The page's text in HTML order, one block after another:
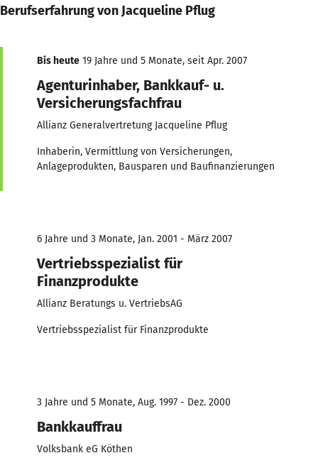
Berufserfahrung von Jacqueline Pflug
Bis heute 19 Jahre und 5 Monate, seit Apr. 2007
Agenturinhaber, Bankkauf- u.
Versicherungsfachfrau
Allianz Generalvertretung Jacqueline Pflug
Inhaberin, Vermittlung von Versicherungen,
Anlageprodukten, Bausparen und Baufinanzierungen
6 Jahre und 3 Monate, Jan. 2001 - März 2007
Vertriebsspezialist für
Finanzprodukte
Allianz Beratungs u. VertriebsAG
Vertriebsspezialist für Finanzprodukte
3 Jahre und 5 Monate, Aug. 1997 - Dez. 2000
Bankkauffrau
Volksbank eG Köthen